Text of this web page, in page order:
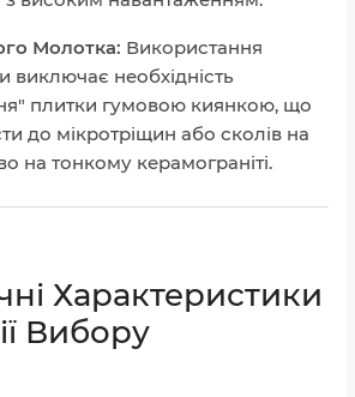
Молотка: Використання
виключає необхідність
плитки гумовою киянкою, що
до мікротріщин або сколів на
на тонкому керамограніті.
Характеристики
Вибору